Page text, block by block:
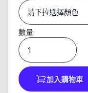
數量
加入購物車